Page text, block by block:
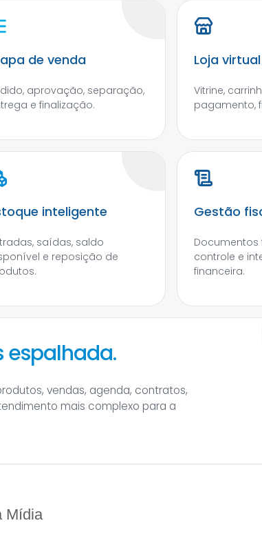
de venda
aprovação, separação,
e finalização.
Loja
Vitrine,
pagamento,
inteligente
saídas, saldo
e reposição de
Gestão
Documentos
controle e
financeira.
espalhada.
vendas, agenda, contratos,
mais complexo para a
Mídia